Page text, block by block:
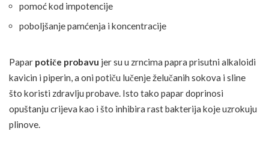
pomoć kod impotencije
poboljšanje pamćenja i koncentracije
Papar potiče probavu jer su u zrncima papra prisutni alkaloidi
kavicin i piperin, a oni potiču lučenje želučanih sokova i sline
što koristi zdravlju probave. Isto tako papar doprinosi
opuštanju crijeva kao i što inhibira rast bakterija koje uzrokuju
plinove.